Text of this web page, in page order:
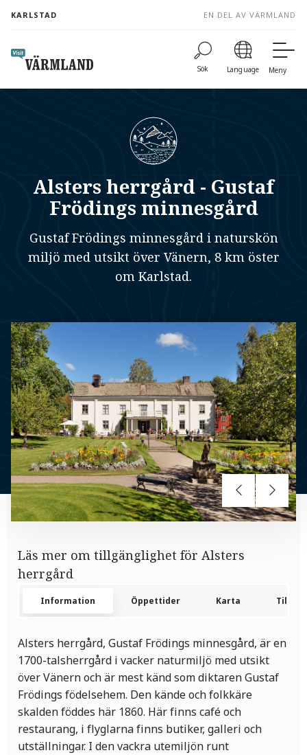
content
KARLSTAD EN DEL AV VÄRMLAND
Sök Language Meny
Alsters herrgård - Gustaf
Frödings minnesgård
Gustaf Frödings minnesgård i naturskön
miljö med utsikt över Vänern, 8 km öster
om Karlstad.
Läs mer om tillgänglighet för Alsters
herrgård
Information Öppettider Karta
Alsters herrgård, Gustaf Frödings minnesgård, är en
1700-talsherrgård i vacker naturmiljö med utsikt
över Vänern och är mest känd som diktaren Gustaf
Frödings födelsehem. Den kände och folkkäre
skalden föddes här 1860. Här finns café och
restaurang, i flyglarna finns butiker, galleri och
utställningar. I den vackra utemiljön runt